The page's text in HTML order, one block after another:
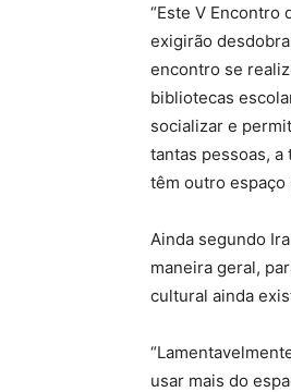
“Este V Encontro
exigirão
encontro se
bibliotecas
socializar e
tantas pessoas,
têm outro espaço
Ainda segundo
maneira geral,
cultural ainda
usar mais do